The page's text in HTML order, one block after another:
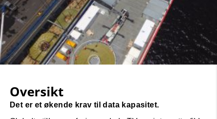
Oversikt
Det er et økende krav til data kapasitet.